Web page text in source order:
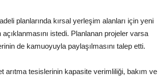
planlarında kırsal yerleşim alanları için yeni
istedi. Planlanan projeler varsa
de kamuoyuyla paylaşılmasını talep etti.
tesislerinin kapasite verimliliği, bakım ve